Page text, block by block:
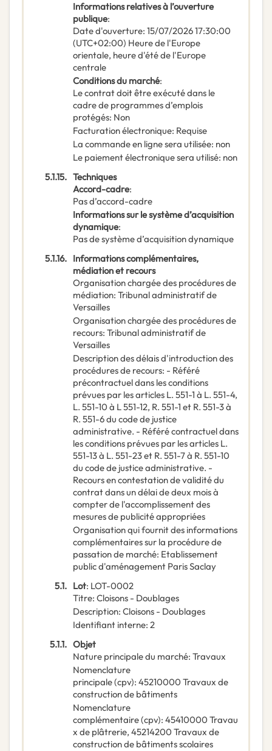
Informations relatives à l’ouverture
publique:
Date d'ouverture: 15/07/202617:30:00
(UTC+02:00) Heure de l'Europe
orientale, heure d'été de l'Europe
centrale
Conditions du marché:
Le contrat doit être exécuté dans le
cadre de programmes d’emplois
protégés: Non
Facturation électronique: Requise
La commande en ligne sera utilisée: non
Le paiement électronique sera utilisé: non
5.1.15. Techniques
Accord-cadre:
Pas d’accord-cadre
Informations sur le système d’acquisition
dynamique:
Pas de système d’acquisition dynamique
5.1.16. Informations complémentaires,
médiation et recours
Organisation chargée des procédures de
médiation: Tribunal administratif de
Versailles
Organisation chargée des procédures de
recours: Tribunal administratif de
Versailles
Description des délais d'introduction des
procédures de recours: - Référé
précontractuel dans les conditions
prévues par les articles L. 551-1 à L. 551-4,
L. 551-10 à L 551-12, R. 551-1 et R. 551-3 à
R. 551-6 du code de justice
administrative. - Référé contractuel dans
les conditions prévues par les articles L.
551-13 à L. 551-23 et R. 551-7 à R. 551-10
du code de justice administrative. -
Recours en contestation de validité du
contrat dans un délai de deux mois à
compter de l'accomplissement des
mesures de publicité appropriées
Organisation qui fournit des informations
complémentaires sur la procédure de
passation de marché: Etablissement
public d'aménagement Paris Saclay
5.1. Lot: LOT-0002
Titre: Cloisons - Doublages
Description: Cloisons - Doublages
Identifiant interne: 2
5.1.1. Objet
Nature principale du marché: Travaux
Nomenclature
principale(cpv): 45210000 Travaux de
construction de bâtiments
Nomenclature
complémentaire(cpv): 45410000 Travau
x de plâtrerie, 45214200 Travaux de
construction de bâtiments scolaires